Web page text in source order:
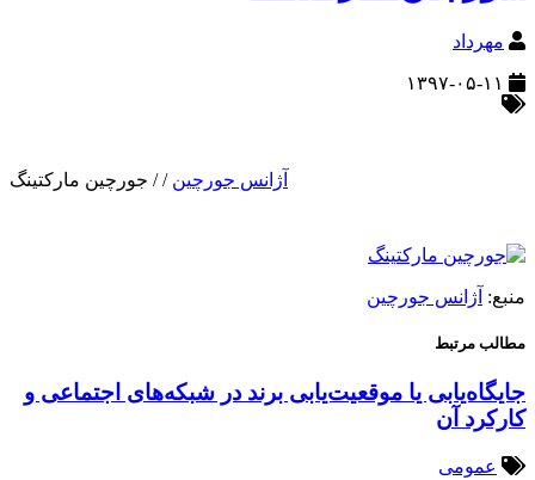
مهرداد
آژانس جورچین /
/ جورچین مارکتینگ
منبع: آژانس جورچین
مطالب مرتبط
جایگاه‌یابی یا موقعیت‌یابی برند در شبکه‌های اجتماعی و
کارکرد آن
عمومی